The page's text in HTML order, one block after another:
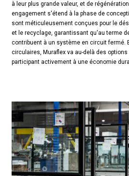
à leur plus grande valeur, et de
engagement s'étend à la phase de
sont méticuleusement conçues pour le
et le recyclage, garantissant qu'au terme
contribuent à un système en circuit fermé.
circulaires, Muraflex va au-delà des
participant activement à une économie
Share on Twitter
Copy the link